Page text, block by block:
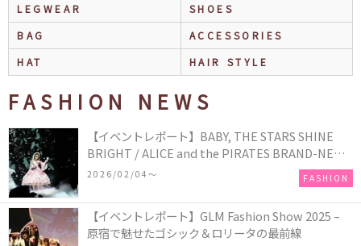
LEGWEAR
SHOES
BAG
ACCESSORIES
HAT
HAIR STYLE
FASHION NEWS
【イベントレポート】BABY, THE STARS SHINE
BRIGHT / ALICE and the PIRATES BRAND-NEW
COLLECTION in TOKYO
2026/02/04〜 FASHION
【イベントレポート】GLM Fashion Show 2025 –
原宿で魅せたゴシック＆ロリータの最前線